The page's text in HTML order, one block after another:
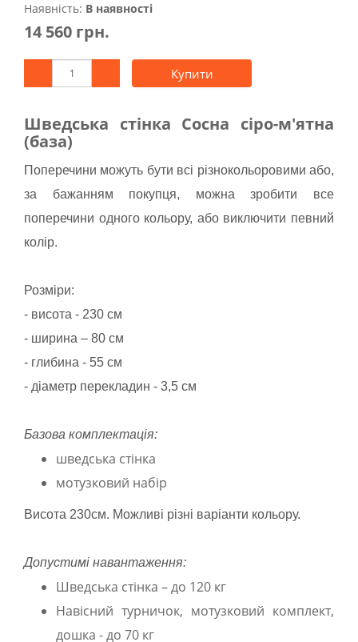
Наявність: В наявності
14 560 грн.
Купити
Шведська стінка Сосна сіро-м'ятна
(база)
Поперечини можуть бути всі різнокольоровими або,
за бажанням покупця, можна зробити все
поперечини одного кольору, або виключити певний
колір.
Розміри:
- висота - 230 см
- ширина – 80 см
- глибина - 55 см
- діаметр перекладин - 3,5 см
Базова комплектація:
шведська стінка
мотузковий набір
Висота 230см. Можливі різні варіанти кольору.
Допустимі навантаження:
Шведська стінка – до 120 кг
Навісний турничок, мотузковий комплект,
дошка - до 70 кг